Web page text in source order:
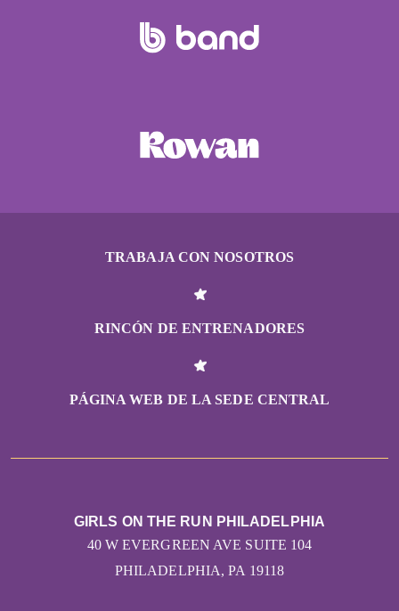
TRABAJA CON NOSOTROS
RINCÓN DE ENTRENADORES
PÁGINA WEB DE LA SEDE CENTRAL
GIRLS ON THE RUN PHILADELPHIA
40 W EVERGREEN AVE SUITE 104
PHILADELPHIA, PA 19118